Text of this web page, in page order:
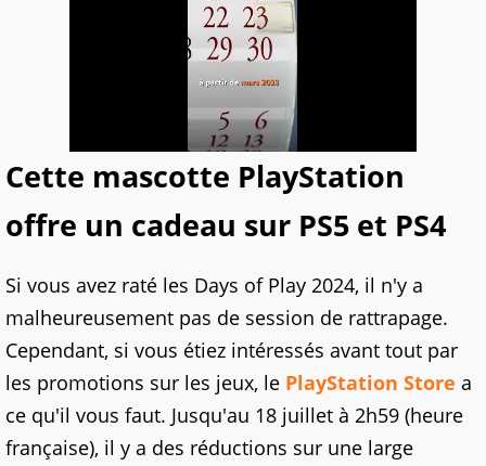
Cette mascotte PlayStation
offre un cadeau sur PS5 et PS4
Si vous avez raté les Days of Play 2024, il n'y a
malheureusement pas de session de rattrapage.
Cependant, si vous étiez intéressés avant tout par
les promotions sur les jeux, le PlayStation Store a
ce qu'il vous faut. Jusqu'au 18 juillet à 2h59 (heure
française), il y a des réductions sur une large